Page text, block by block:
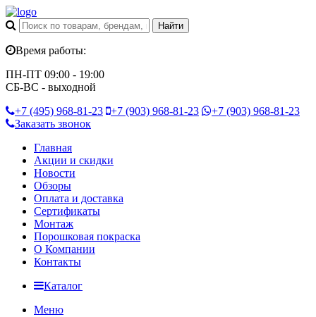
Время работы:
ПН-ПТ 09:00 - 19:00
СБ-ВС - выходной
+7 (495) 968-81-23 +7 (903) 968-81-23 +7 (903) 968-81-23
Заказать звонок
Главная
Акции и скидки
Новости
Обзоры
Оплата и доставка
Сертификаты
Монтаж
Порошковая покраска
О Компании
Контакты
Каталог
Меню